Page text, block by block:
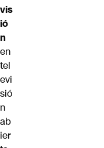
vis
ió
n
en
tel
evi
sió
n
ab
ier